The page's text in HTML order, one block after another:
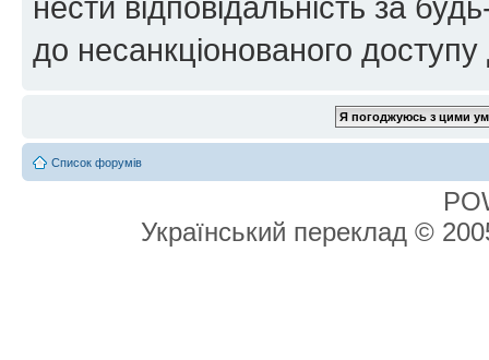
до несанкціонованого доступу
Список форумів
Український переклад ©